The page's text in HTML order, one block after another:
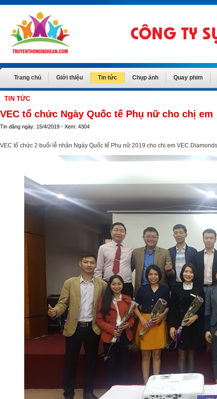
Trang chủ Giới thiệu Tin tức Chụp ảnh Quay phim
TIN TỨC
VEC tổ chức Ngày Quốc tế Phụ nữ cho chị em
Tin đăng ngày: 15/4/2019 - Xem: 4304
VEC tổ chức 2 buổi lễ nhân Ngày Quốc tế Phụ nữ 2019 cho chị em VEC